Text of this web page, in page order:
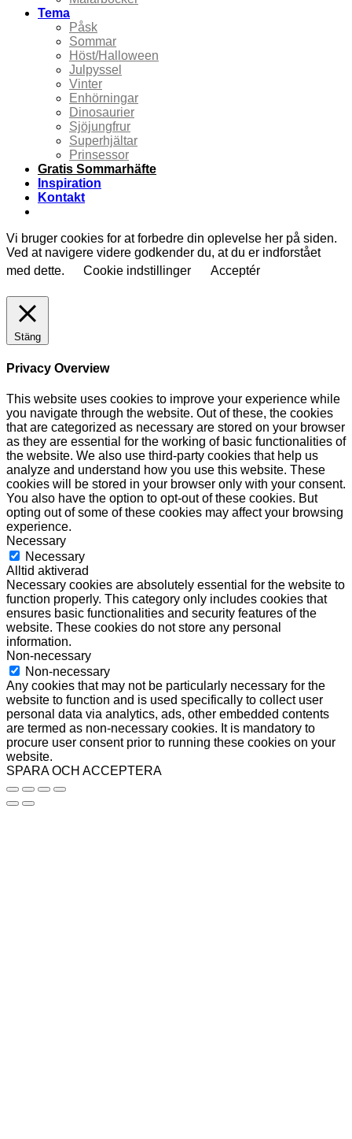
Tema
Påsk
Sommar
Höst/Halloween
Julpyssel
Vinter
Enhörningar
Dinosaurier
Sjöjungfrur
Superhjältar
Prinsessor
Gratis Sommarhäfte
Inspiration
Kontakt
Vi bruger cookies for at forbedre din oplevelse her på siden.
Ved at navigere videre godkender du, at du er indforstået
med dette.
Cookie indstillinger Acceptér
Stäng
Privacy Overview
This website uses cookies to improve your experience while
you navigate through the website. Out of these, the cookies
that are categorized as necessary are stored on your browser
as they are essential for the working of basic functionalities of
the website. We also use third-party cookies that help us
analyze and understand how you use this website. These
cookies will be stored in your browser only with your consent.
You also have the option to opt-out of these cookies. But
opting out of some of these cookies may affect your browsing
experience.
Necessary
Necessary
Alltid aktiverad
Necessary cookies are absolutely essential for the website to
function properly. This category only includes cookies that
ensures basic functionalities and security features of the
website. These cookies do not store any personal
information.
Non-necessary
Non-necessary
Any cookies that may not be particularly necessary for the
website to function and is used specifically to collect user
personal data via analytics, ads, other embedded contents
are termed as non-necessary cookies. It is mandatory to
procure user consent prior to running these cookies on your
website.
SPARA OCH ACCEPTERA